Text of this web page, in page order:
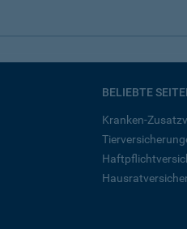
BELIEBTE
Kranken-